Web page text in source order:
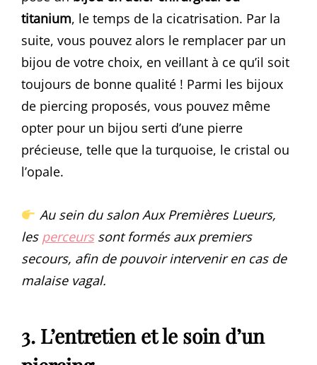
titanium, le temps de la cicatrisation. Par la
suite, vous pouvez alors le remplacer par un
bijou de votre choix, en veillant à ce qu’il soit
toujours de bonne qualité ! Parmi les bijoux
de piercing proposés, vous pouvez même
opter pour un bijou serti d’une pierre
précieuse, telle que la turquoise, le cristal ou
l’opale.
Au sein du salon Aux Premières Lueurs,
les perceurssont formés aux premiers
secours, afin de pouvoir intervenir en cas de
malaise vagal.
3. L’entretien et le soin d’un